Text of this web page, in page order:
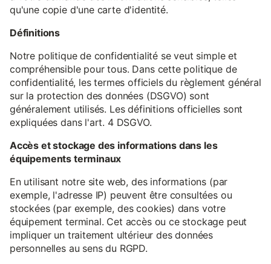
qu'une copie d'une carte d'identité.
Définitions
Notre politique de confidentialité se veut simple et
compréhensible pour tous. Dans cette politique de
confidentialité, les termes officiels du règlement général
sur la protection des données (DSGVO) sont
généralement utilisés. Les définitions officielles sont
expliquées dans l'art. 4 DSGVO.
Accès et stockage des informations dans les
équipements terminaux
En utilisant notre site web, des informations (par
exemple, l'adresse IP) peuvent être consultées ou
stockées (par exemple, des cookies) dans votre
équipement terminal. Cet accès ou ce stockage peut
impliquer un traitement ultérieur des données
personnelles au sens du RGPD.